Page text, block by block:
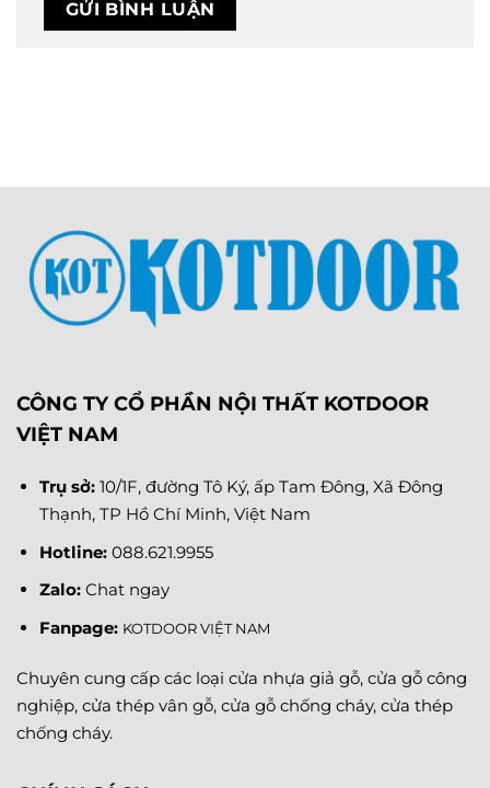
CÔNG TY CỔ PHẦN NỘI THẤT KOTDOOR
VIỆT NAM
Trụ sở: 10/1F, đường Tô Ký, ấp Tam Đông, Xã Đông
Thạnh, TP Hồ Chí Minh, Việt Nam
Hotline: 088.621.9955
Zalo: Chat ngay
Fanpage: KOTDOOR VIỆT NAM
Chuyên cung cấp các loại cửa nhựa giả gỗ, cửa gỗ công
nghiệp, cửa thép vân gỗ, cửa gỗ chống cháy, cửa thép
chống cháy.